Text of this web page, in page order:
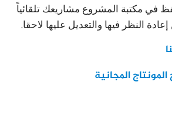
في مكتبة المشروع مشاريعك تلقائياً
النظر فيها والتعديل عليها لاحقا.
المجانية